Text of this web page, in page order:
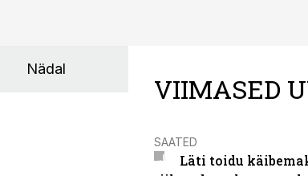
Nädal
VIIMASED
SAATED
Läti toidu